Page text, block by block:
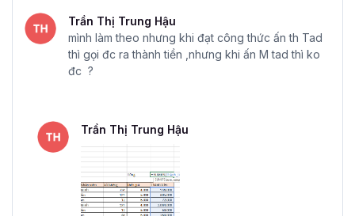
Trần Thị Trung Hậu
mình làm theo nhưng khi đạt công thức ấn th Tad
thì gọi đc ra thành tiền ,nhưng khi ấn M tad thì ko
đc ?
Trần Thị Trung Hậu